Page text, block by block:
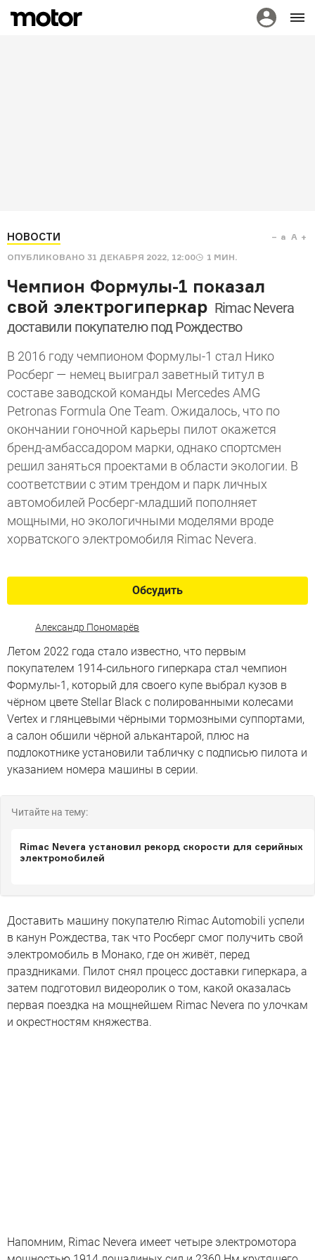
НОВОСТИ
ОПУБЛИКОВАНО 31 ДЕКАБРЯ 2022, 12:00 1 МИН.
a A
Чемпион Формулы-1 показал
свой электрогиперкар Rimac Nevera
доставили покупателю под Рождество
В 2016 году чемпионом Формулы-1 стал Нико
Росберг — немец выиграл заветный титул в
составе заводской команды Mercedes AMG
Petronas Formula One Team. Ожидалось, что по
окончании гоночной карьеры пилот окажется
бренд-амбассадором марки, однако спортсмен
решил заняться проектами в области экологии. В
соответствии с этим трендом и парк личных
автомобилей Росберг-младший пополняет
мощными, но экологичными моделями вроде
хорватского электромобиля Rimac Nevera.
Обсудить
Александр Пономарёв
Летом 2022 года стало известно, что первым
покупателем 1914-сильного гиперкара стал чемпион
Формулы-1, который для своего купе выбрал кузов в
чёрном цвете Stellar Black с полированными колесами
Vertex и глянцевыми чёрными тормозными суппортами,
а салон обшили чёрной алькантарой, плюс на
подлокотнике установили табличку с подписью пилота и
указанием номера машины в серии.
Читайте на тему:
Rimac Nevera установил рекорд скорости для серийных
электромобилей
Доставить машину покупателю Rimac Automobili успели
в канун Рождества, так что Росберг смог получить свой
электромобиль в Монако, где он живёт, перед
праздниками. Пилот снял процесс доставки гиперкара, а
затем подготовил видеоролик о том, какой оказалась
первая поездка на мощнейшем Rimac Nevera по улочкам
и окрестностям княжества.
Напомним, Rimac Nevera имеет четыре электромотора